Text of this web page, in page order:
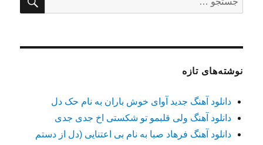
برای:
نوشته‌های تازه
دانلود آهنگ جدید آوای خوش باران به نام حک دل
دانلود آهنگ ولی قلبمو تو شکستی اخ جدی جدی
دانلود آهنگ فرهاد صبا به نام بی اعتنایی (دل از دستم